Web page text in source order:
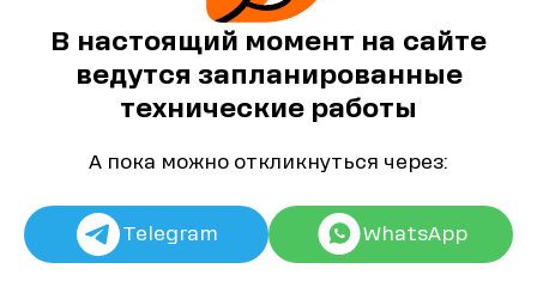
В настоящий момент на сайте
ведутся запланированные
технические работы
А пока можно откликнуться через:
Telegram WhatsApp